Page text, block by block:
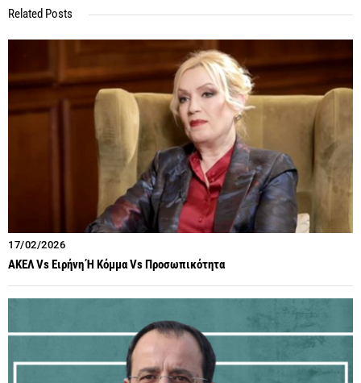
Related Posts
17/02/2026
ΑΚΕΛ Vs Ειρήνη Ή Κόμμα Vs Προσωπικότητα